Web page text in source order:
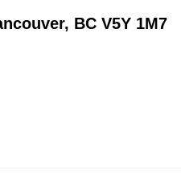
BC V5Y 1M7